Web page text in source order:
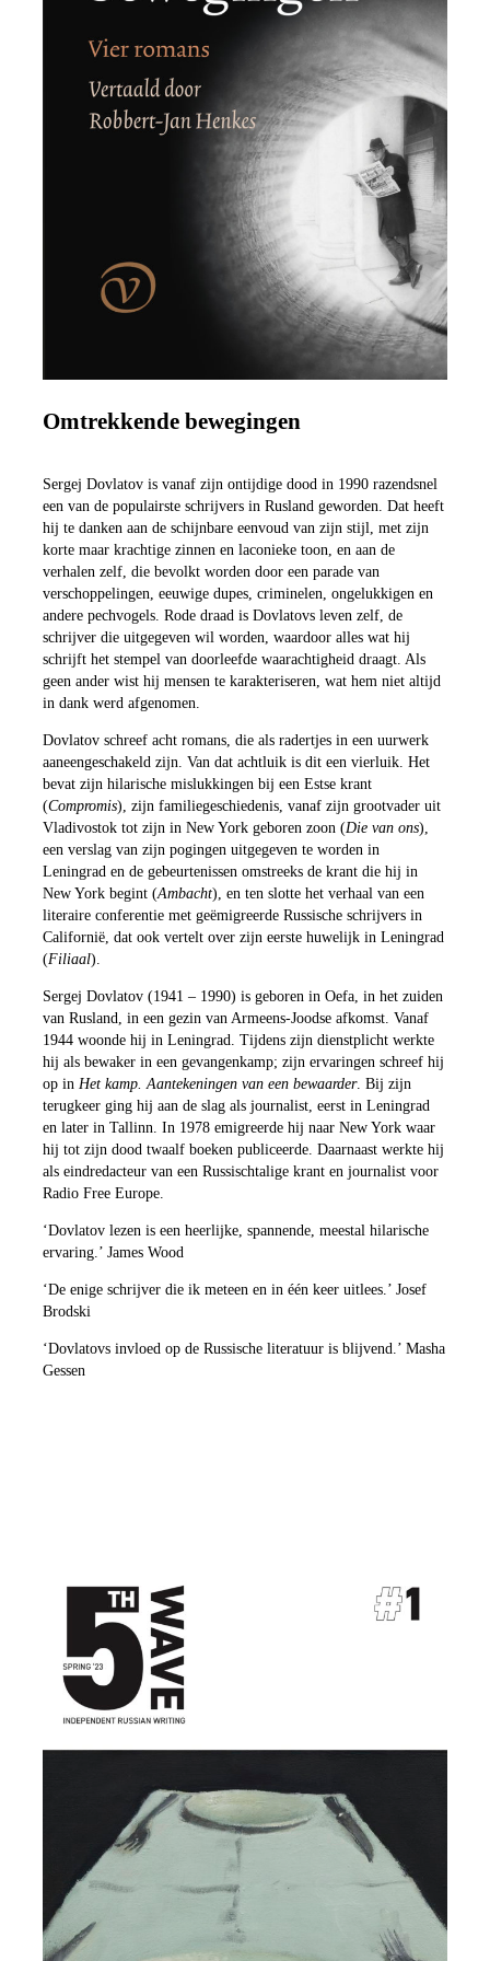
Omtrekkende bewegingen
Sergej Dovlatov is vanaf zijn ontijdige dood in 1990 razendsnel
een van de populairste schrijvers in Rusland geworden. Dat heeft
hij te danken aan de schijnbare eenvoud van zijn stijl, met zijn
korte maar krachtige zinnen en laconieke toon, en aan de
verhalen zelf, die bevolkt worden door een parade van
verschoppelingen, eeuwige dupes, criminelen, ongelukkigen en
andere pechvogels. Rode draad is Dovlatovs leven zelf, de
schrijver die uitgegeven wil worden, waardoor alles wat hij
schrijft het stempel van doorleefde waarachtigheid draagt. Als
geen ander wist hij mensen te karakteriseren, wat hem niet altijd
in dank werd afgenomen.
Dovlatov schreef acht romans, die als radertjes in een uurwerk
aaneengeschakeld zijn. Van dat achtluik is dit een vierluik. Het
bevat zijn hilarische mislukkingen bij een Estse krant
(Compromis), zijn familiegeschiedenis, vanaf zijn grootvader uit
Vladivostok tot zijn in New York geboren zoon (Die van ons),
een verslag van zijn pogingen uitgegeven te worden in
Leningrad en de gebeurtenissen omstreeks de krant die hij in
New York begint (Ambacht), en ten slotte het verhaal van een
literaire conferentie met geëmigreerde Russische schrijvers in
Californië, dat ook vertelt over zijn eerste huwelijk in Leningrad
(Filiaal).
Sergej Dovlatov (1941 – 1990) is geboren in Oefa, in het zuiden
van Rusland, in een gezin van Armeens-Joodse afkomst. Vanaf
1944 woonde hij in Leningrad. Tijdens zijn dienstplicht werkte
hij als bewaker in een gevangenkamp; zijn ervaringen schreef hij
op in Het kamp. Aantekeningen van een bewaarder. Bij zijn
terugkeer ging hij aan de slag als journalist, eerst in Leningrad
en later in Tallinn. In 1978 emigreerde hij naar New York waar
hij tot zijn dood twaalf boeken publiceerde. Daarnaast werkte hij
als eindredacteur van een Russischtalige krant en journalist voor
Radio Free Europe.
‘Dovlatov lezen is een heerlijke, spannende, meestal hilarische
ervaring.’ James Wood
‘De enige schrijver die ik meteen en in één keer uitlees.’ Josef
Brodski
‘Dovlatovs invloed op de Russische literatuur is blijvend.’ Masha
Gessen